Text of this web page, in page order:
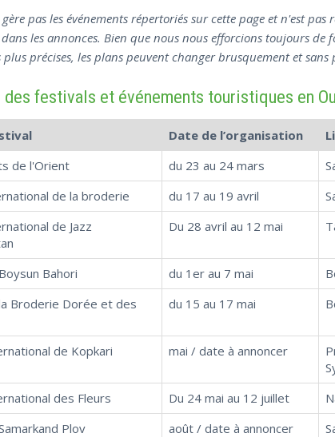
pas les événements répertoriés sur cette page et n'est pas
les annonces. Bien que nous nous efforcions toujours
plus précises, les plans peuvent changer brusquement et sans
des festivals et événements touristiques en
Date de l’organisation
de l'Orient
du 23 au 24 mars
de la broderie
du 17 au 19 avril
de Jazz
Du 28 avril au 12 mai
Bahori du 1er au 7 mai
Broderie Dorée et des
du 15 au 17 mai
de Kopkari mai / date à annoncer
des Fleurs
Du 24 mai au 12 juillet
Plov
août / date à annoncer